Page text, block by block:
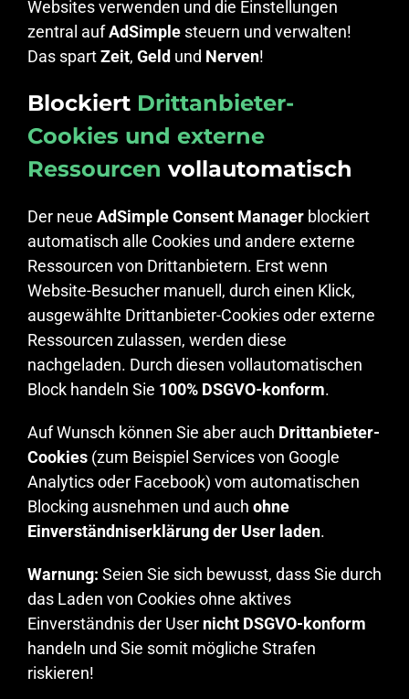
Websites verwenden und die Einstellungen
zentral aufAdSimple steuern und verwalten!
Das spartZeit, Geld und Nerven!
Blockiert Drittanbieter-
Cookies und externe
Ressourcen vollautomatisch
Der neue AdSimple Consent Manager blockiert
automatisch alle Cookies und andere externe
Ressourcen von Drittanbietern. Erst wenn
Website-Besucher manuell, durch einen Klick,
ausgewählte Drittanbieter-Cookies oder externe
Ressourcen zulassen, werden diese
nachgeladen. Durch diesen vollautomatischen
Block handeln Sie 100% DSGVO-konform.
Auf Wunsch können Sie aber auch Drittanbieter-
Cookies (zum Beispiel Services von Google
Analytics oder Facebook) vom automatischen
Blocking ausnehmen und auch ohne
Einverständniserklärung der User laden.
Warnung: Seien Sie sich bewusst, dass Sie durch
das Laden von Cookies ohne aktives
Einverständnis der User nicht DSGVO-konform
handeln und Sie somit mögliche Strafen
riskieren!